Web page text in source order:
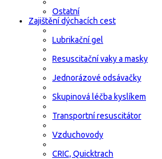
Ostatní
Zajištění dýchacích cest
Lubrikační gel
Resuscitační vaky a masky
Jednorázové odsávačky
Skupinová léčba kyslíkem
Transportní resuscitátor
Vzduchovody
CRIC, Quicktrach